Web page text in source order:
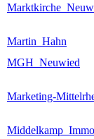
Martin_Hahn
MGH_Neuwied
Marketing-